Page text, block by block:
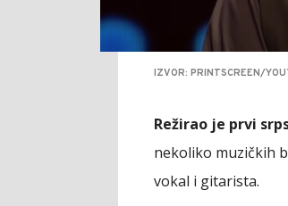
IZVOR: PRINTSCREEN/
Režirao je prvi
nekoliko muzičkih
vokal i gitarista.